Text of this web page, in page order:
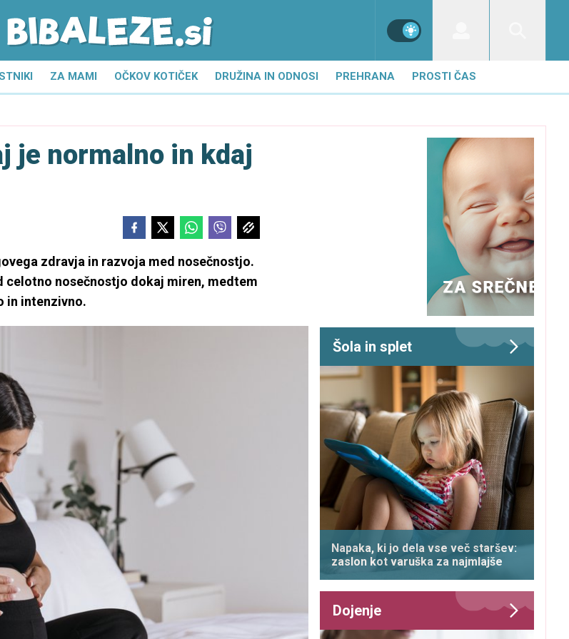
ZA MAMI OČKOV KOTIČEK DRUŽINA IN ODNOSI PREHRANA PROSTI ČAS
je normalno in kdaj
zdravja in razvoja med nosečnostjo.
celotno nosečnostjo dokaj miren, medtem
in intenzivno.
Šola in splet
Napaka, ki jo dela vse več staršev:
zaslon kot varuška za najmlajše
Dojenje